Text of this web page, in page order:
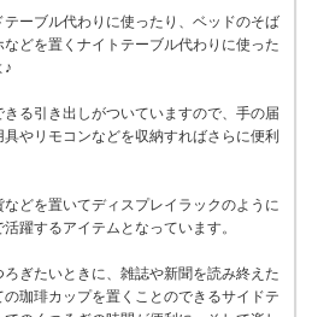
ーブル代わりに使ったり、ベッドのそば
どを置くナイトテーブル代わりに使った
♪
る引き出しがついていますので、手の届
やリモコンなどを収納すればさらに便利
どを置いてディスプレイラックのように
躍するアイテムとなっています。
ぎたいときに、雑誌や新聞を読み終えた
珈琲カップを置くことのできるサイドテ